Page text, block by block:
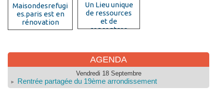
Maisondesrefugi
es.paris est en
rénovation
Un Lieu unique
de ressources
et de
rencontres
AGENDA
Vendredi 18 Septembre
Rentrée partagée du 19ème arrondissement